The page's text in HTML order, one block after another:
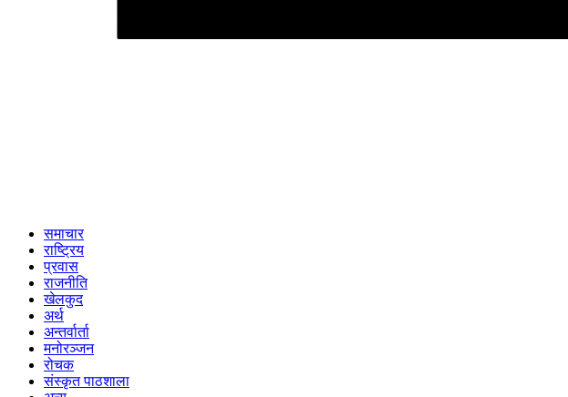
समाचार
राष्ट्रिय
प्रवास
राजनीति
खेलकुद
अर्थ
अन्तर्वार्ता
मनोरञ्जन
रोचक
संस्कृत पाठशाला